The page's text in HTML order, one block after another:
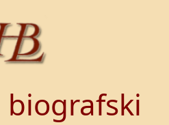
biografski